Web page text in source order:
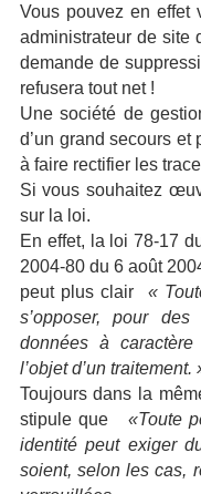
Vous pouvez en effet
administrateur de site
demande de
refusera tout net !
Une société de
d’un grand secours
à faire rectifier les
Si vous souhaitez
sur la loi.
En effet, la loi 78-17
2004-80 du 6 août
peut plus clair
«
s’opposer, pour
données à
l’objet d’un traitement.
Toujours dans la
stipule que
«Toute
identité peut exiger
soient, selon les cas,